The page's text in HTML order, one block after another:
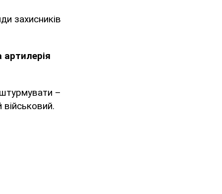
захисників
артилерія
–